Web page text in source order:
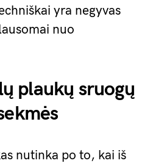
yra negyvas
nuo
plaukų sruogų
nutinka po to, kai iš